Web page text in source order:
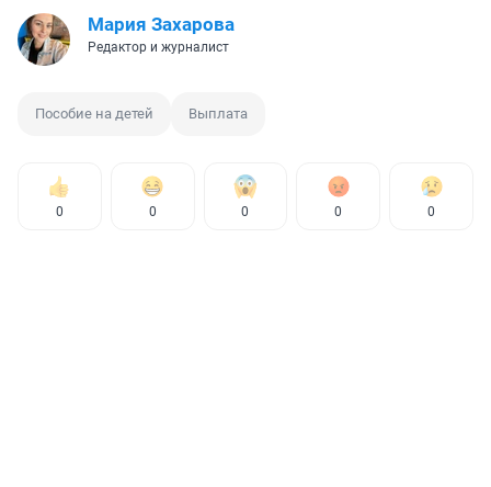
Мария Захарова
Редактор и журналист
Пособие на детей Выплата
0 0 0 0 0